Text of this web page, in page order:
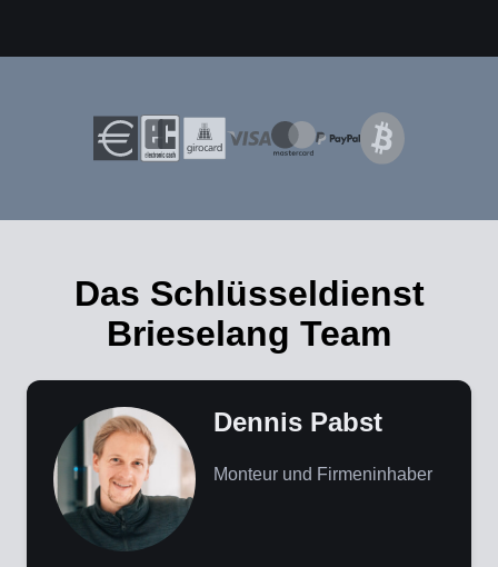
Das Schlüsseldienst
Brieselang Team
Dennis Pabst
Monteur und Firmeninhaber